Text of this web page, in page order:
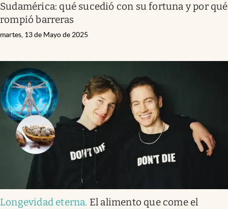
Sudamérica: qué sucedió con su fortuna y por qué
rompió barreras
martes, 13 de Mayo de 2025
Longevidad eterna. El alimento que come el